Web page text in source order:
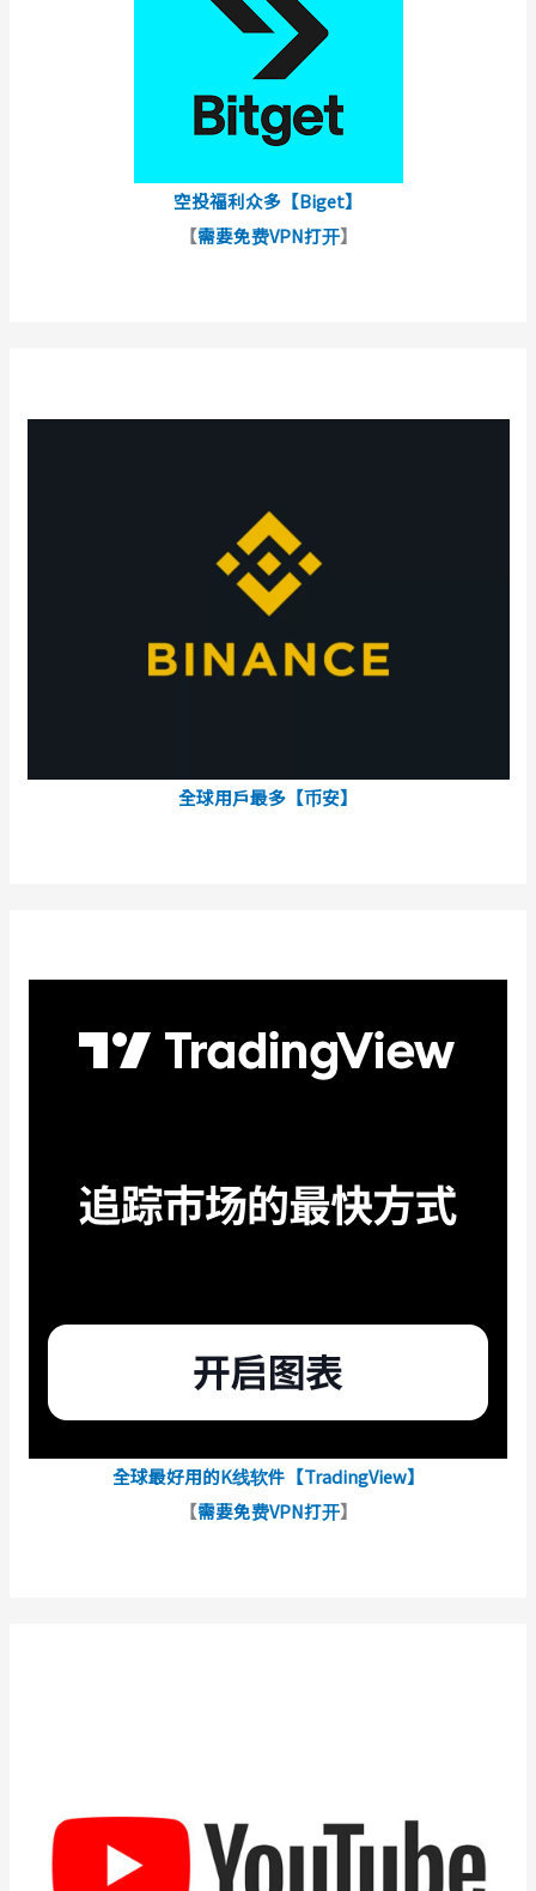
空投福利众多【Biget】
【需要免费VPN打开】
全球用戶最多【币安】
全球最好用的K线软件【TradingView】
【需要免费VPN打开】